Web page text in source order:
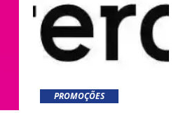
PROMOÇÕES